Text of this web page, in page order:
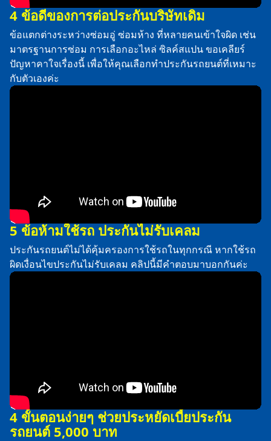
4 ข้อดีของการต่อประกันบริษัทเดิม
ข้อแตกต่างระหว่างซ่อมอู่ ซ่อมห้าง ที่หลายคนเข้าใจผิด เช่น
มาตรฐานการซ่อม การเลือกอะไหล่ ซิลค์สแปน ขอเคลียร์
ปัญหาคาใจเรื่องนี้ เพื่อให้คุณเลือกทำประกันรถยนต์ที่เหมาะ
กับตัวเองค่ะ
5 ข้อห้ามใช้รถ ประกันไม่รับเคลม
ประกันรถยนต์ไม่ได้คุ้มครองการใช้รถในทุกกรณี หากใช้รถ
ผิดเงื่อนไขประกันไม่รับเคลม คลิปนี้มีคำตอบมาบอกกันค่ะ
4 ขั้นตอนง่ายๆ ช่วยประหยัดเบี้ยประกัน
รถยนต์ 5,000 บาท